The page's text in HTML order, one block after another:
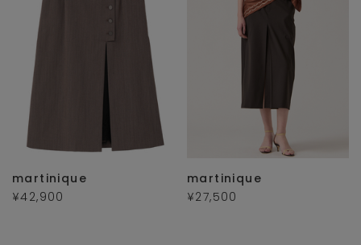
martinique
¥42,900
martinique
¥27,500